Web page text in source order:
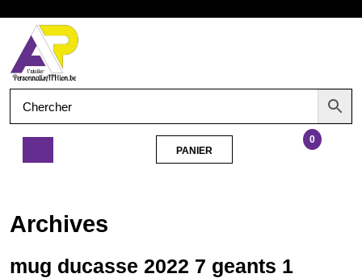
contenu
Ouvrir
le
menu
7
1
0
PANIER
Archives
mug ducasse 2022 7 geants 1